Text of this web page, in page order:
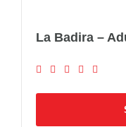
La Badira –